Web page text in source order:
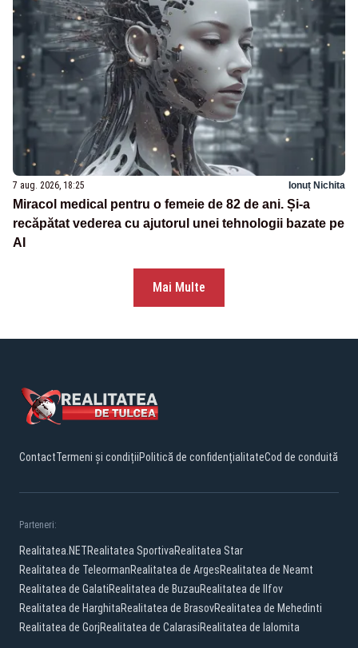
7 aug. 2026, 18:25 Ionuț Nichita
Miracol medical pentru o femeie de 82 de ani. Și-a
recăpătat vederea cu ajutorul unei tehnologii bazate pe
AI
Mai Multe
ContactTermeni și condițiiPolitică de confidențialitateCod de conduită
Parteneri:
Realitatea.NETRealitatea SportivaRealitatea Star
Realitatea de TeleormanRealitatea de ArgesRealitatea de Neamt
Realitatea de GalatiRealitatea de BuzauRealitatea de Ilfov
Realitatea de HarghitaRealitatea de BrasovRealitatea de Mehedinti
Realitatea de GorjRealitatea de CalarasiRealitatea de Ialomita